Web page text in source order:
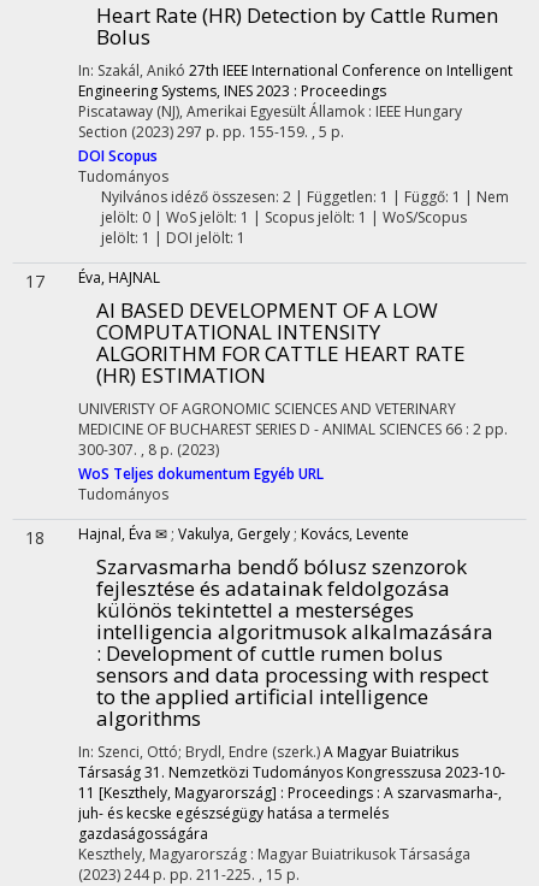
Heart Rate (HR) Detection by Cattle Rumen
Bolus
In: Szakál, Anikó 27th IEEE International Conference on Intelligent
Engineering Systems, INES 2023 : Proceedings
Piscataway (NJ), Amerikai Egyesült Államok : IEEE Hungary
Section (2023)297 p. pp. 155-159. , 5 p.
DOIScopus
Tudományos
Nyilvános idéző összesen: 2| Független: 1 | Függő: 1 | Nem
jelölt: 0 | WoS jelölt: 1 | Scopus jelölt: 1 | WoS/Scopus
jelölt: 1 | DOI jelölt: 1
17 Éva, HAJNAL
AI BASED DEVELOPMENT OF A LOW
COMPUTATIONAL INTENSITY
ALGORITHM FOR CATTLE HEART RATE
(HR) ESTIMATION
UNIVERISTY OF AGRONOMIC SCIENCES AND VETERINARY
MEDICINE OF BUCHAREST SERIES D - ANIMAL SCIENCES 66 : 2 pp.
300-307. , 8 p. (2023)
WoS Teljes dokumentumEgyéb URL
Tudományos
18 Hajnal, Éva ✉ ; Vakulya, Gergely ; Kovács, Levente
Szarvasmarha bendő bólusz szenzorok
fejlesztése és adatainak feldolgozása
különös tekintettel a mesterséges
intelligencia algoritmusok alkalmazására
: Development of cuttle rumen bolus
sensors and data processing with respect
to the applied artificial intelligence
algorithms
In: Szenci, Ottó; Brydl, Endre (szerk.)A Magyar Buiatrikus
Társaság 31. Nemzetközi Tudományos Kongresszusa 2023-10-
11 [Keszthely, Magyarország] : Proceedings : A szarvasmarha-,
juh- és kecske egészségügy hatása a termelés
gazdaságosságára
Keszthely, Magyarország : Magyar Buiatrikusok Társasága
(2023)244 p. pp. 211-225. , 15 p.